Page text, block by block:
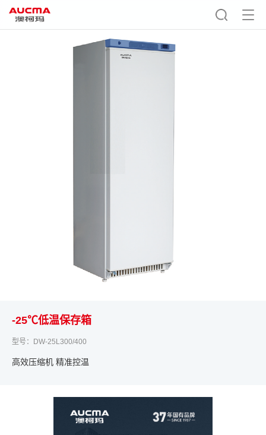
-25℃低温保存箱
型号：DW-25L300/400
高效压缩机 精准控温